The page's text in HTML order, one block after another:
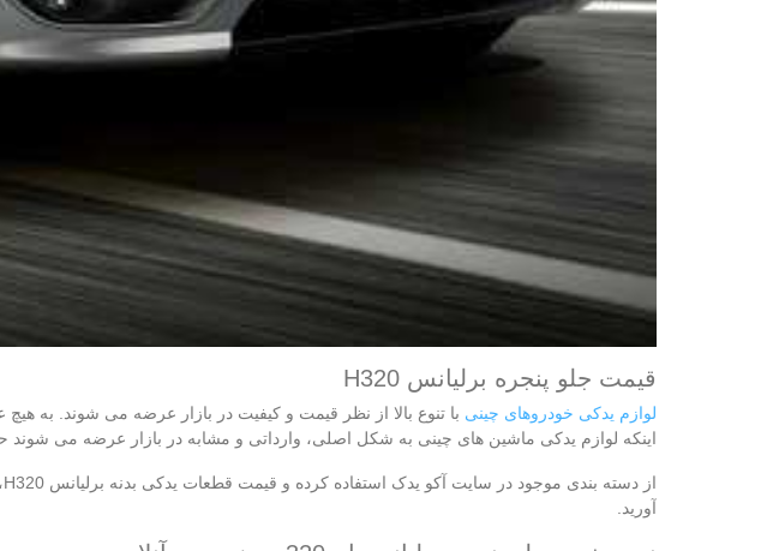
قیمت جلو پنجره برلیانس H320
لوازم یدکی خودروهای چینی با تنوع بالا از نظر قیمت و کیفیت در بازار عرضه می‌ شوند. به هیچ
اینکه لوازم یدکی ماشین‌ های چینی به شکل اصلی، وارداتی و مشابه در بازار عرضه می‌ شوند
آورید.